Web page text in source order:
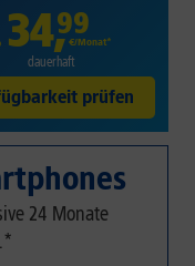
34,99
€/Monat*
dauerhaft
prüfen
24 Monate